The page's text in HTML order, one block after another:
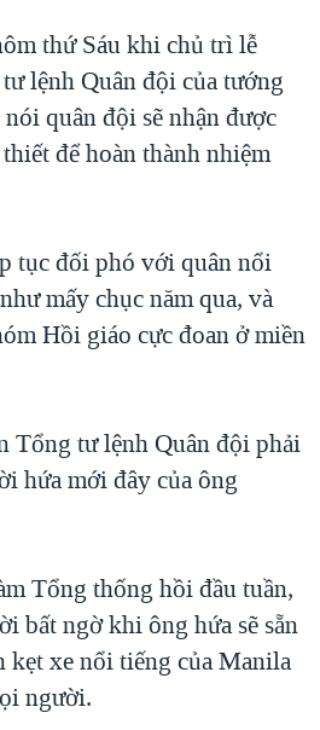
MẠI CỦA MỸ: QUÁ KHỨ VÀ HIỆN
TẠI DẢI GAZA
HẠ 'BÊN THẮNG CUỘC'
VÀ NAY
AFGHANISTAN
KIM TẠI VIỆT NAM
PHỦ VIỆT NAM
VỌNG TỪ NÔNG THÔN MỸ
thứ Sáu khi chủ trì lễ
lệnh Quân đội của tướng
quân đội sẽ nhận được
để hoàn thành nhiệm
tục đối phó với quân nổi
mấy chục năm qua, và
Hồi giáo cực đoan ở miền
Tổng tư lệnh Quân đội phải
hứa mới đây của ông
Tổng thống hồi đầu tuần,
bất ngờ khi ông hứa sẽ sẵn
kẹt xe nổi tiếng của Manila
người.